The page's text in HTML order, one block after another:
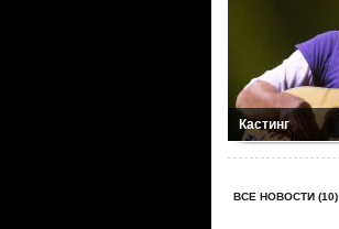
Кастинг
ВСЕ НОВОСТИ (10)